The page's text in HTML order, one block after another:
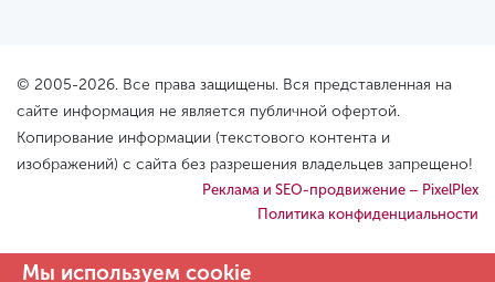
© 2005-2026. Все права защищены. Вся представленная на
сайте информация не является публичной офертой.
Копирование информации (текстового контента и
изображений) с сайта без разрешения владельцев запрещено!
Реклама и SEO-продвижение – PixelPlex
Политика конфиденциальности
Мы используем cookie